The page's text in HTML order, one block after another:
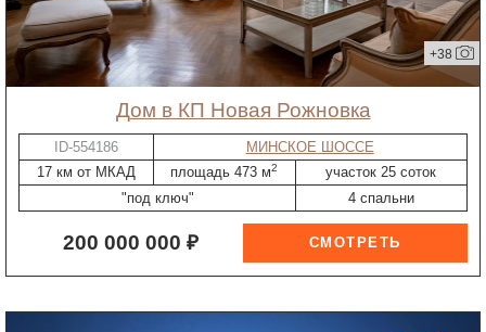
+38
дом в КП Новая Рожновка
ID-554186
МИНСКОЕ ШОССЕ
17 км от МКАД
площадь 473 м2
участок 25 соток
"под ключ"
4 спальни
200 000 000 ₽